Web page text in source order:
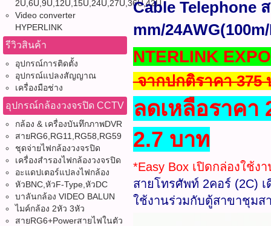
2U,6U,9U,12U,15U,24U,27U,36U,42U
Video converter
HYPERLINK
รีวิวสินค้า
อุปกรณ์การติดตั้ง
อุปกรณ์แปลงสัญญาณ
เครื่องมือช่าง
อุปกรณ์กล้องวงจรปิด CCTV
กล้อง & เครื่องบันทึกภาพDVR
สายRG6,RG11,RG58,RG59
ชุดจ่ายไฟกล้องวงจรปิด
เครื่องสำรองไฟกล้องวงจรปิด
อะแดปเตอร์แปลงไฟกล้อง
หัวBNC,หัวF-Type,หัวDC
บาลันกล้อง VIDEO BALUN
ไมค์กล้อง 2หัว 3หัว
สายRG6+Powerสายไฟในตัว
Cable Telephone
mm/
NTERLINK
จากปกติราคา 375
ลดเหลือราคา
2.7 บาท
*Easy Box เปิดกล่องใช้ง
สายโทรศัพท์ 2คอร์ (2C)
ใช้งานร่วมกับตู้สาขาชุมส